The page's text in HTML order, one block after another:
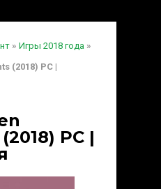
» Игры 2018 года »
(2018) PC |
PC |